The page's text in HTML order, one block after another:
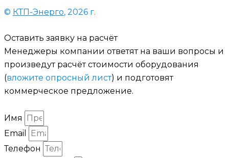
© КТП-Энерго, 2026 г.
Оставить заявку на расчёт
Менеджеры компании ответят на ваши вопросы и
произведут расчёт стоимости оборудования
(вложите опросный лист) и подготовят
коммерческое предложение.
Имя
Email
Телефон